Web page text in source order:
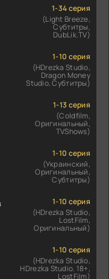
1-34 серия
(Light Breeze,
Субтитры,
DubLik.TV)
1-10 серия
(HDrezka Studio,
Dragon Money
Studio, Субтитры)
1-13 серия
(Coldfilm,
Оригинальный,
TVShows)
1-10 серия
(Украинский,
Оригинальный,
Субтитры)
1-10 серия
(HDrezka Studio,
LostFilm,
Оригинальный)
1-10 серия
(HDrezka Studio,
HDrezka Studio. 18+,
LostFilm)